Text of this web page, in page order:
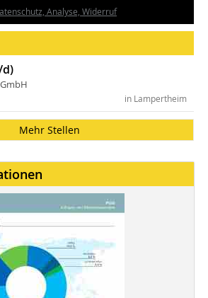
Analyse, Widerruf
in Lampertheim
Mehr Stellen